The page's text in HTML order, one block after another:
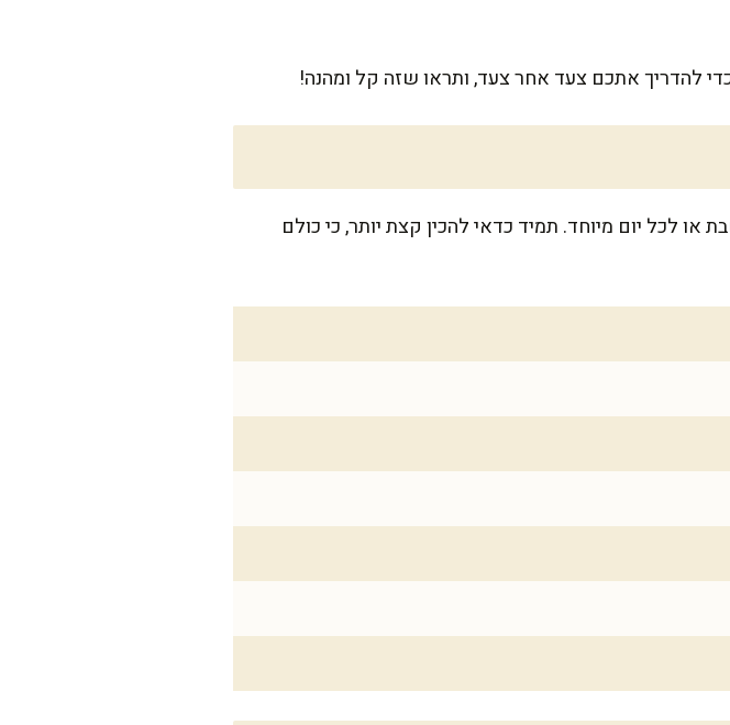
להדריך אתכם צעד אחר צעד, ותראו שזה קל ומהנה!
לשבת או לכל יום מיוחד. תמיד כדאי להכין קצת יותר, כי כולם